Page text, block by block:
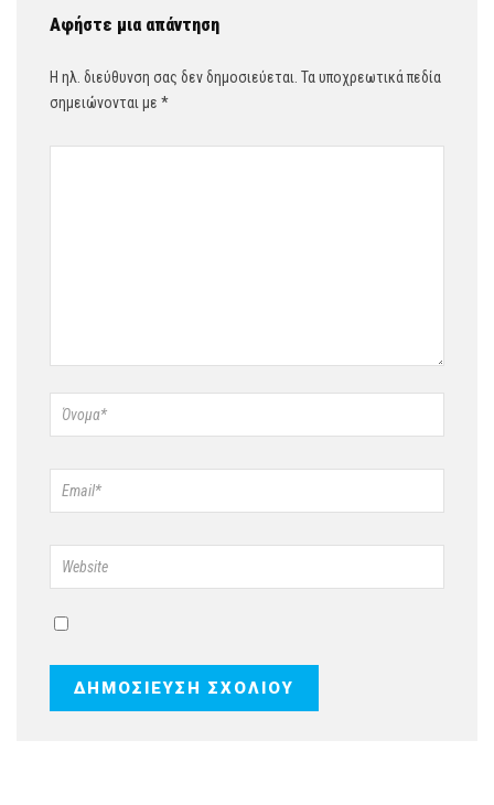
Αφήστε μια απάντηση
Η ηλ. διεύθυνση σας δεν δημοσιεύεται. Τα υποχρεωτικά πεδία
σημειώνονται με *